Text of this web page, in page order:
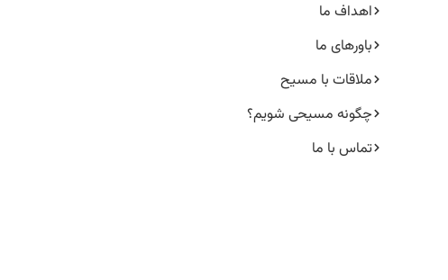
اهداف ما
باورهای ما
ملاقات با مسیح
چگونه مسیحی شویم؟
تماس با ما